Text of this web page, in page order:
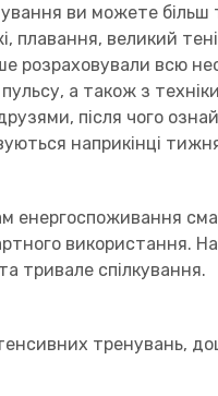
ви можете більш
великий
всю
а також з
після чого
наприкінці
енергоспоживання
використання.
тривале спілкування.
тренувань,